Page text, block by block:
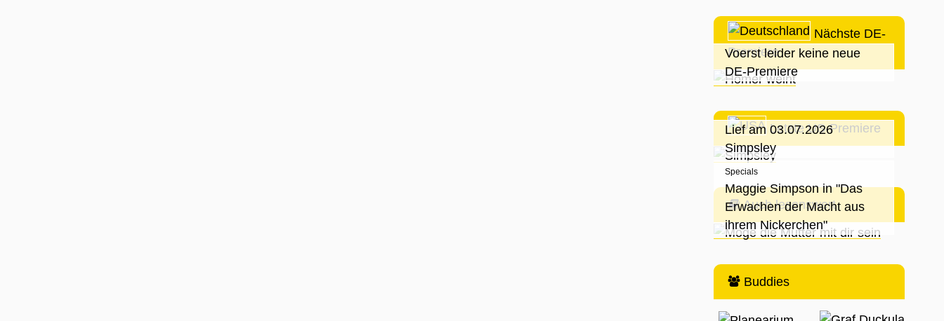
Nächste DE-
Premiere
Voerst leider keine neue
DE-Premiere
Letzte US-Premiere
Lief am 03.07.2026
Simpsley
Auch lesenswert
Specials
Maggie Simpson in "Das
Erwachen der Macht aus
ihrem Nickerchen"
Buddies